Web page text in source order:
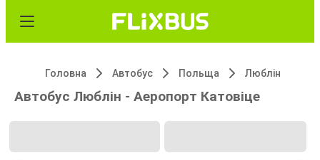
Головна Автобус Польща Люблін
Автобус Люблін - Аеропорт Катовіце